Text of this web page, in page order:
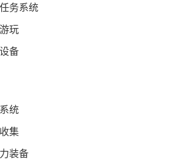
务系统
玩
备
统
集
装备